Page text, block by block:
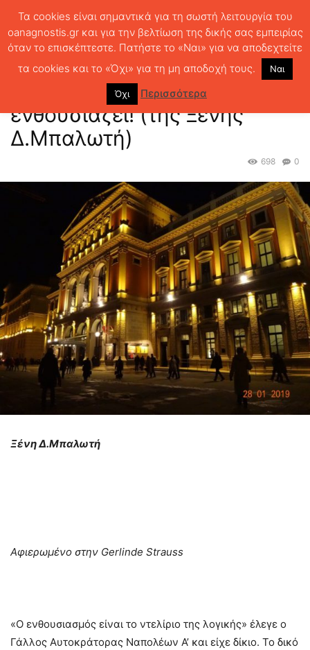
Η Βιέννη ενθουσιάζεται και ενθουσιάζει! (της
Ξένης Δ.Μπαλωτή)
Η Βιέννη ενθουσιάζεται και
ενθουσιάζει! (της Ξένης
Δ.Μπαλωτή)
0
698
Ξένη Δ.Μπαλωτή
Αφιερωμένο στην Gerlinde Strauss
«Ο ενθουσιασμός είναι το ντελίριο της λογικής» έλεγε ο
Γάλλος Αυτοκράτορας Ναπολέων Α’ και είχε δίκιο. Το δικό
Τα cookies είναι σημαντικά για τη σωστή λειτουργία του
oanagnostis.gr και για την βελτίωση της δικής σας εμπειρίας
όταν το επισκέπτεστε. Πατήστε το «Ναι» για να αποδεχτείτε
τα cookies και το «Όχι» για τη μη αποδοχή τους.
Ναι
Όχι Περισσότερα